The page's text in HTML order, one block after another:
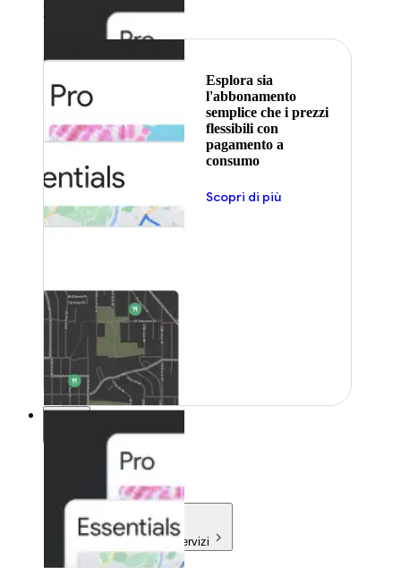
In primo piano
Esplora sia
l'abbonamento
semplice che i prezzi
flessibili con
pagamento a
consumo
Scopri di più
Prezzi
Prezzi
Prodotti e servizi